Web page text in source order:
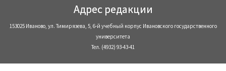
Адрес редакции
153025 Иваново, ул. Тимирязева, 5, 6-й учебный корпус Ивановского государственного
университета
Тел. (4932) 93-43-41